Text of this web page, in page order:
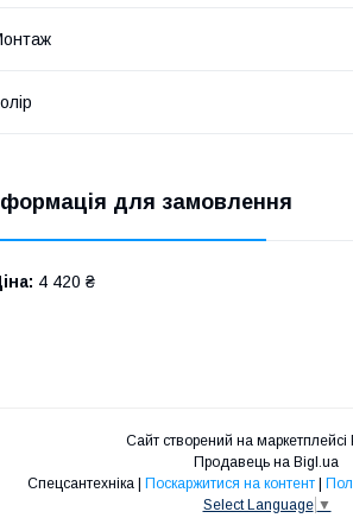
для замовлення
4 420 ₴
Сайт створений на маркетплейсі
Продавець на Bigl.ua
Спецсантехніка | Поскаржитися на контент |
Select Language ▼